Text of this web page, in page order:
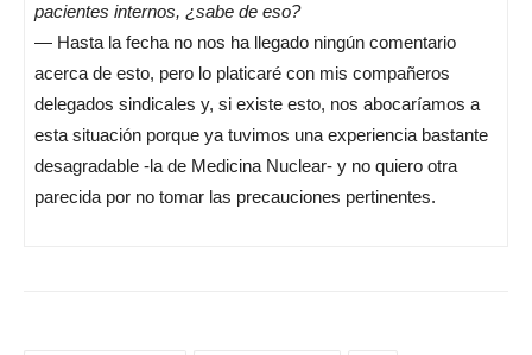
pacientes internos, ¿sabe de eso?
— Hasta la fecha no nos ha llegado ningún comentario
acerca de esto, pero lo platicaré con mis compañeros
delegados sindicales y, si existe esto, nos abocaríamos a
esta situación porque ya tuvimos una experiencia bastante
desagradable -la de Medicina Nuclear- y no quiero otra
parecida por no tomar las precauciones pertinentes.